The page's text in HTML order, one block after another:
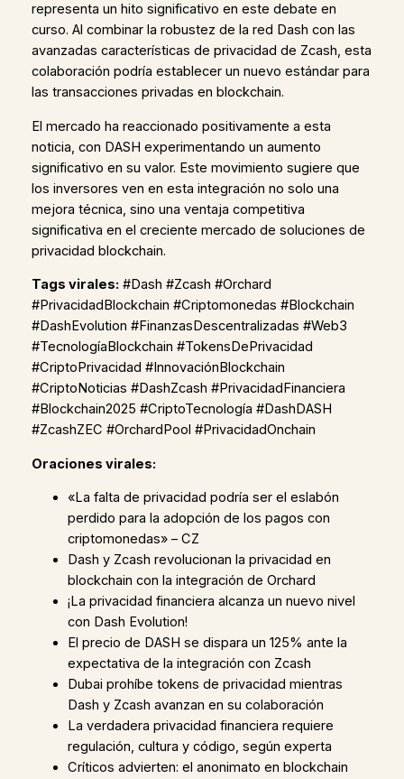
representa un hito significativo en este debate en
curso. Al combinar la robustez de la red Dash con las
avanzadas características de privacidad de Zcash, esta
colaboración podría establecer un nuevo estándar para
las transacciones privadas en blockchain.
El mercado ha reaccionado positivamente a esta
noticia, con DASH experimentando un aumento
significativo en su valor. Este movimiento sugiere que
los inversores ven en esta integración no solo una
mejora técnica, sino una ventaja competitiva
significativa en el creciente mercado de soluciones de
privacidad blockchain.
Tags virales: #Dash #Zcash #Orchard
#PrivacidadBlockchain #Criptomonedas #Blockchain
#DashEvolution #FinanzasDescentralizadas #Web3
#TecnologíaBlockchain #TokensDePrivacidad
#CriptoPrivacidad #InnovaciónBlockchain
#CriptoNoticias #DashZcash #PrivacidadFinanciera
#Blockchain2025 #CriptoTecnología #DashDASH
#ZcashZEC #OrchardPool #PrivacidadOnchain
Oraciones virales:
«La falta de privacidad podría ser el eslabón
perdido para la adopción de los pagos con
criptomonedas» – CZ
Dash y Zcash revolucionan la privacidad en
blockchain con la integración de Orchard
¡La privacidad financiera alcanza un nuevo nivel
con Dash Evolution!
El precio de DASH se dispara un 125% ante la
expectativa de la integración con Zcash
Dubai prohíbe tokens de privacidad mientras
Dash y Zcash avanzan en su colaboración
La verdadera privacidad financiera requiere
regulación, cultura y código, según experta
Críticos advierten: el anonimato en blockchain